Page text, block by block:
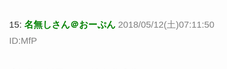
15: 名無しさん＠おーぷん 2018/05/12(土)07:11:50
ID:MfP